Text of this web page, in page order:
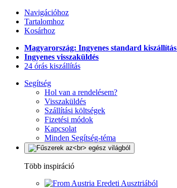
Navigációhoz
Tartalomhoz
Kosárhoz
Magyarország: Ingyenes standard kiszállítás
Ingyenes visszaküldés
24 órás kiszállítás
Segítség
Hol van a rendelésem?
Visszaküldés
Szállítási költségek
Fizetési módok
Kapcsolat
Minden Segítség-téma
Több inspiráció
Eredeti Ausztriából